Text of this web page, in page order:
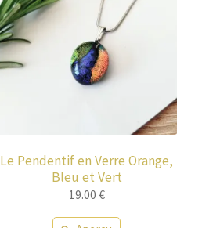
Le Pendentif en Verre Orange,
Bleu et Vert
19.00 €